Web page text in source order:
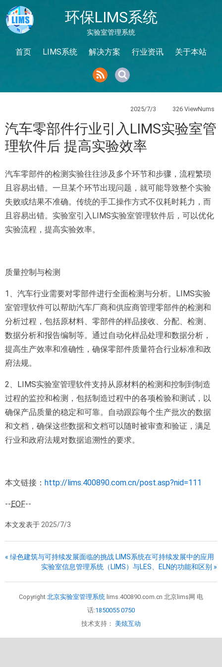
环保LIMS系统
实验室管理系统
首页 LIMS系统 解决方案 行业资讯 关于本站
2025/7/3 326 ViewNums
汽车零部件行业引入LIMS实验室管
理软件后 提高实验效率
汽车零部件的检测实验往往涉及多个环节和步骤，流程繁琐
且容易出错。一旦某个环节出现问题，就可能导致整个实验
失败或结果不准确。传统的手工操作方式不仅耗时耗力，而
且容易出错。实验室引入LIMS实验室管理软件后，可以优化
实验流程，提高实验效率。
质量控制与检测
1、汽车行业需要对零部件进行全面检测与分析。LIMS实验
室管理软件可以帮助汽车厂商和供应商管理零部件的检测和
分析过程，包括原材料、零部件的样品接收、分配、检测、
数据分析和报告编制等。通过自动化样品处理和数据分析，
提高生产效率和准确性，确保零部件质量符合行业标准和政
府法规。
2、LIMS实验室管理软件支持从原材料的检测和控制到制造
过程的监控和检测，包括制造过程中的各项检验和测试，以
确保产品质量的稳定和可靠。自动跟踪每个生产批次的数据
和文档，确保这些数据和文档可以随时被审查和验证，满足
行业和政府法规对数据追溯性的要求。
本文链接： http://lims.400890.com.cn/post.asp?nid=111
-- EOF--
本文发表于2025/7/3
« 绿色建筑与可持续发展面临的挑战 LIMS系统在可持续发展中的应用
实验室信息管理系统（LIMS）与LES、ELN的功能和区别 »
Copyright 北京实验室管理系统 lims.400890.com.cn 北京lims网 电
话:1850055 0750
技术支持： 美炫互动